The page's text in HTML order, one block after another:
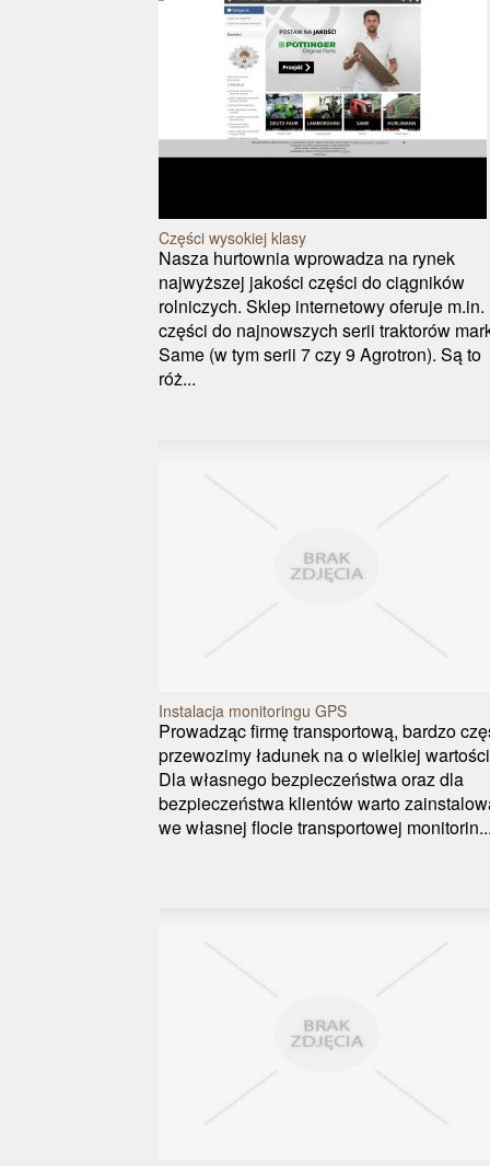
Części wysokiej klasy
Nasza hurtownia wprowadza na rynek
najwyższej jakości części do ciągników
rolniczych. Sklep internetowy oferuje m.in.
części do najnowszych serii traktorów
Same (w tym serii 7 czy 9 Agrotron). Są to
róż...
Instalacja monitoringu GPS
Prowadząc firmę transportową, bardzo
przewozimy ładunek na o wielkiej
Dla własnego bezpieczeństwa oraz dla
bezpieczeństwa klientów warto
we własnej flocie transportowej